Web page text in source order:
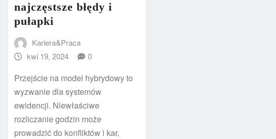
najczęstsze błędy i
pułapki
Kariera&Praca
kwi 19, 2024
0
Przejście na model hybrydowy to
wyzwanie dla systemów
ewidencji. Niewłaściwe
rozliczanie godzin może
prowadzić do konfliktów i kar,